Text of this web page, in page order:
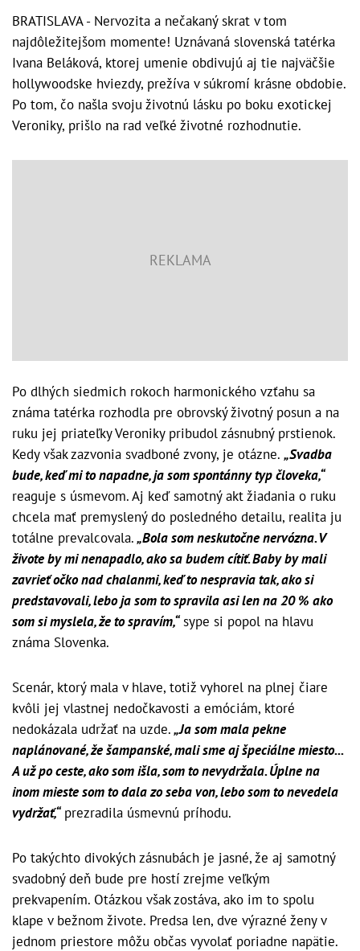
BRATISLAVA - Nervozita a nečakaný skrat v tom
najdôležitejšom momente! Uznávaná slovenská tatérka
Ivana Beláková, ktorej umenie obdivujú aj tie najväčšie
hollywoodske hviezdy, prežíva v súkromí krásne obdobie.
Po tom, čo našla svoju životnú lásku po boku exotickej
Veroniky, prišlo na rad veľké životné rozhodnutie.
Po dlhých siedmich rokoch harmonického vzťahu sa
známa tatérka rozhodla pre obrovský životný posun a na
ruku jej priateľky Veroniky pribudol zásnubný prstienok.
Kedy však zazvonia svadboné zvony, je otázne. „Svadba
bude, keď mi to napadne, ja som spontánny typ človeka,“
reaguje s úsmevom. Aj keď samotný akt žiadania o ruku
chcela mať premyslený do posledného detailu, realita ju
totálne prevalcovala.„Bola som neskutočne nervózna. V
živote by mi nenapadlo, ako sa budem cítiť. Baby by mali
zavrieť očko nad chalanmi, keď to nespravia tak, ako si
predstavovali, lebo ja som to spravila asi len na 20 % ako
som si myslela, že to spravím,“sype si popol na hlavu
známa Slovenka.
Scenár, ktorý mala v hlave, totiž vyhorel na plnej čiare
kvôli jej vlastnej nedočkavosti a emóciám, ktoré
nedokázala udržať na uzde.„Ja som mala pekne
naplánované, že šampanské, mali sme aj špeciálne miesto...
A už po ceste, ako som išla, som to nevydržala. Úplne na
inom mieste som to dala zo seba von, lebo som to nevedela
vydržať,“prezradila úsmevnú príhodu.
Po takýchto divokých zásnubách je jasné, že aj samotný
svadobný deň bude pre hostí zrejme veľkým
prekvapením. Otázkou však zostáva, ako im to spolu
klape v bežnom živote. Predsa len, dve výrazné ženy v
jednom priestore môžu občas vyvolať poriadne napätie.